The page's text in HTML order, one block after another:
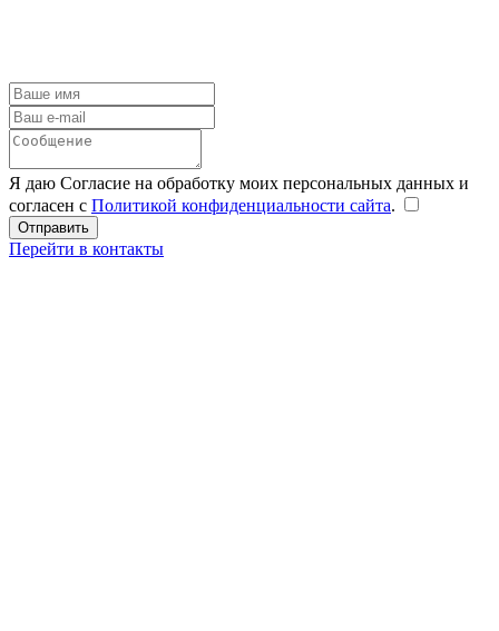
Я даю Согласие на обработку моих персональных данных и
согласен с Политикой конфиденциальности сайта.
Перейти в контакты